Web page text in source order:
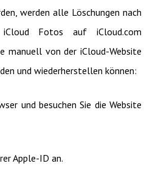
werden alle Löschungen nach
Fotos auf iCloud.com
manuell von der iCloud-Website
und wiederherstellen können:
und besuchen Sie die Website
Apple-ID an.